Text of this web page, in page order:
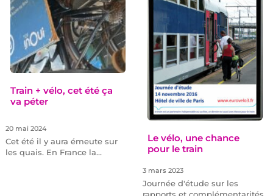
Train + vélo, cet été ça
va péter
20 mai 2024
Cet été il y aura émeute sur
les quais. En France la…
Le vélo, une chance
pour le train
3 mars 2023
Journée d'étude sur les